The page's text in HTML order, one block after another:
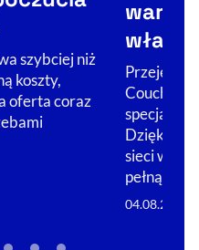
szybciej niż
koszty,
oferta coraz
warto
Przejęcie
Couche-
Dzięki nim
sieci w
pełną…
04.08.2026